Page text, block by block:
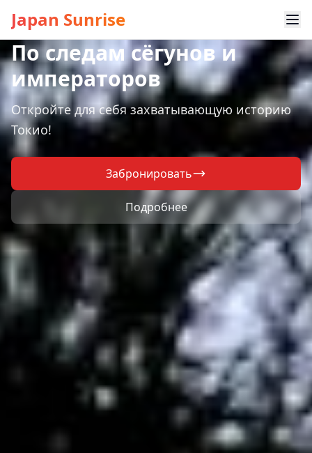
Japan Sunrise
По следам сёгунов и
императоров
Откройте для себя захватывающую историю
Токио!
Забронировать
Подробнее